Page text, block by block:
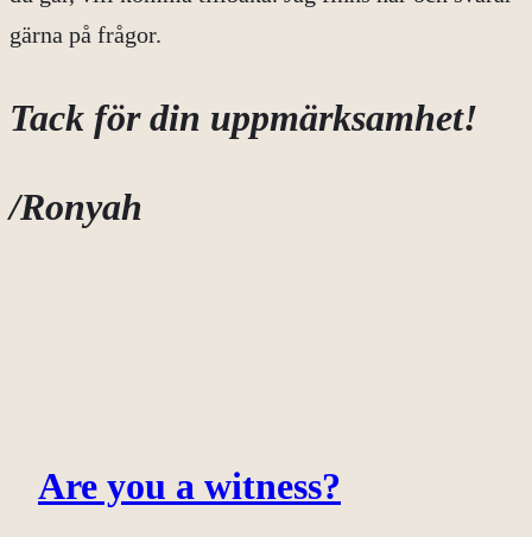
gärna på frågor.
Tack för din uppmärksamhet!
/Ronyah
Are you a witness?